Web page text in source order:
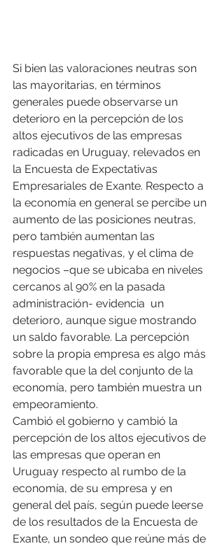
Si bien las valoraciones neutras son
las mayoritarias, en términos
generales puede observarse un
deterioro en la percepción de los
altos ejecutivos de las empresas
radicadas en Uruguay, relevados en
la Encuesta de Expectativas
Empresariales de Exante. Respecto a
la economía en general se percibe un
aumento de las posiciones neutras,
pero también aumentan las
respuestas negativas, y el clima de
negocios –que se ubicaba en niveles
cercanos al 90% en la pasada
administración- evidencia  un
deterioro, aunque sigue mostrando
un saldo favorable. La percepción
sobre la propia empresa es algo más
favorable que la del conjunto de la
economía, pero también muestra un
empeoramiento.
Cambió el gobierno y cambió la
percepción de los altos ejecutivos de
las empresas que operan en
Uruguay respecto al rumbo de la
economía, de su empresa y en
general del país, según puede leerse
de los resultados de la Encuesta de
Exante, un sondeo que reúne más de